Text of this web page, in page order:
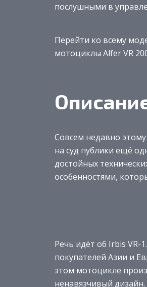
послушными в
Перейти ко всему
мотоциклы Alfer VR
Совсем недавно
на суд публики ещё
достойных
особенностями,
Речь идёт об Irbis VR-
покупателей Азии и
этом мотоцикле
ненавязчивый